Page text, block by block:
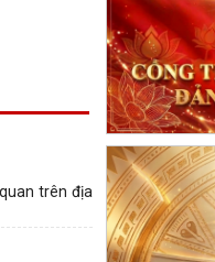
trên địa
Hội nghị công
Thông tin về
Hornet (xe
500 (xe nhập...
Phường
truyền, vận
2026